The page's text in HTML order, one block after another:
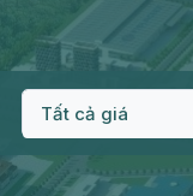
Tất cả giá